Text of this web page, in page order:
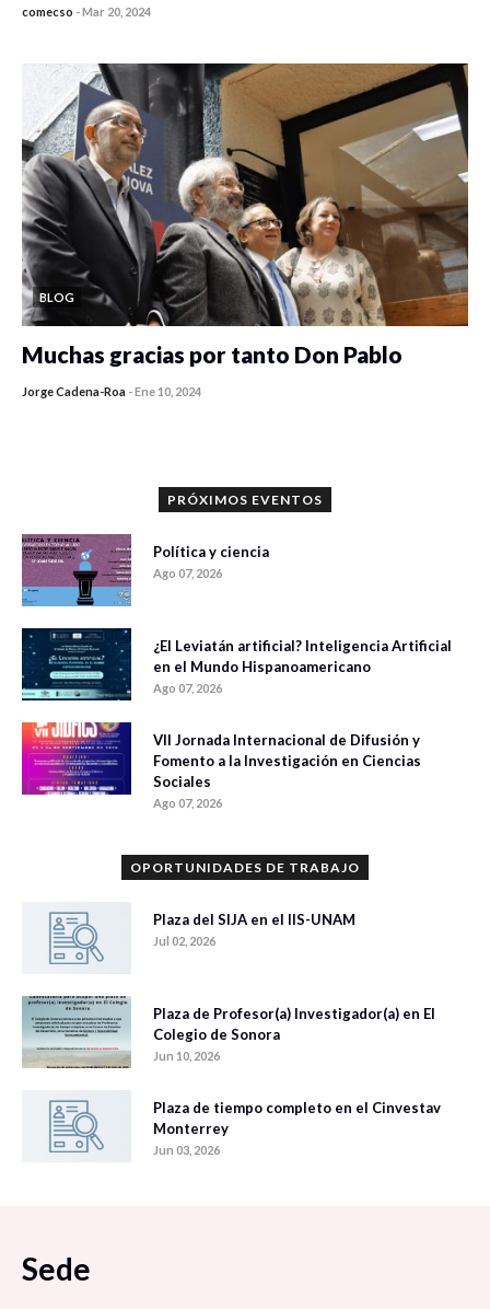
comecso -Mar 20, 2024
BLOG
Muchas gracias por tanto Don Pablo
Jorge Cadena-Roa -Ene 10, 2024
PRÓXIMOS EVENTOS
Política y ciencia
Ago 07, 2026
¿El Leviatán artificial? Inteligencia Artificial
en el Mundo Hispanoamericano
Ago 07, 2026
VII Jornada Internacional de Difusión y
Fomento a la Investigación en Ciencias
Sociales
Ago 07, 2026
OPORTUNIDADES DE TRABAJO
Plaza del SIJA en el IIS-UNAM
Jul 02, 2026
Plaza de Profesor(a) Investigador(a) en El
Colegio de Sonora
Jun 10, 2026
Plaza de tiempo completo en el Cinvestav
Monterrey
Jun 03, 2026
Sede